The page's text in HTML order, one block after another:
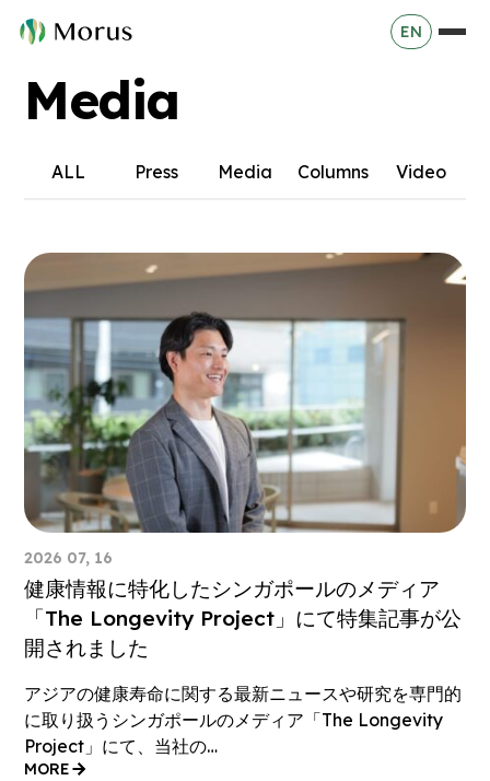
EN
Media
ALL Press Media Columns Video
2026 07, 16
健康情報に特化したシンガポールのメディア
「The Longevity Project」にて特集記事が公
開されました
アジアの健康寿命に関する最新ニュースや研究を専門的
に取り扱うシンガポールのメディア「The Longevity
Project」にて、当社の…
MORE